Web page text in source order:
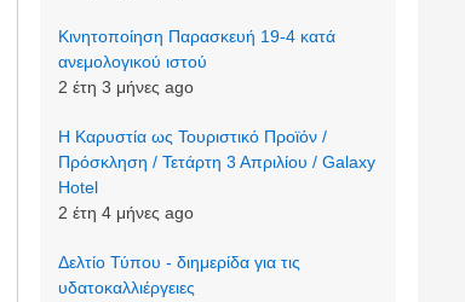
Κινητοποίηση Παρασκευή 19-4 κατά
ανεμολογικού ιστού
2 έτη 3 μήνες ago
Η Καρυστία ως Τουριστικό Προϊόν /
Πρόσκληση / Τετάρτη 3 Απριλίου / Galaxy
Hotel
2 έτη 4 μήνες ago
Δελτίο Τύπου - διημερίδα για τις
υδατοκαλλιέργειες